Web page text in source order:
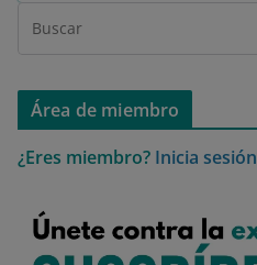
Área de miembro
¿Eres miembro? Inicia sesión